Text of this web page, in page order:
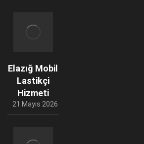
Elazığ Mobil
Lastikçi
Hizmeti
21 Mayıs 2026